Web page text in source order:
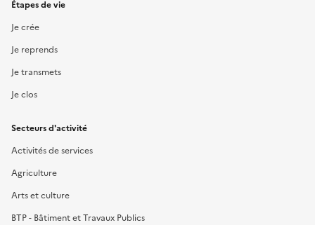
Étapes de vie
Je crée
Je reprends
Je transmets
Je clos
Secteurs d'activité
Activités de services
Agriculture
Arts et culture
BTP - Bâtiment et Travaux Publics